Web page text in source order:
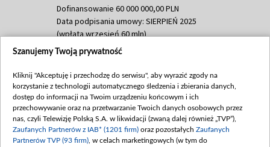
Dofinansowanie 60 000 000,00 PLN
Data podpisania umowy: SIERPIEŃ 2025
(wpłata wrzesień 60 mln)
Dofinansowanie 635 783 051,21 PLN
(wpłata wrzesień 100 mln, październik 350
mln, listopad 265 mln)
Dofinansowanie 48 862 000,00 PLN
Data podpisania umowy: GRUDZIEŃ 2025
(wpłata grudzień 60,548 mln)
Szanujemy Twoją prywatność
Kliknij "Akceptuję i przechodzę do serwisu", aby wyrazić zgody na
korzystanie z technologii automatycznego śledzenia i zbierania danych,
dostęp do informacji na Twoim urządzeniu końcowym i ich
przechowywanie oraz na przetwarzanie Twoich danych osobowych przez
nas, czyli Telewizję Polską S.A. w likwidacji (zwaną dalej również „TVP”),
Zaufanych Partnerów z IAB* (1201 firm) oraz pozostałych Zaufanych
Partnerów TVP (93 firm) , w celach marketingowych (w tym do